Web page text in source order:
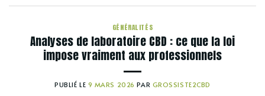
GÉNÉRALITÉS
Analyses de laboratoire CBD : ce que la loi
impose vraiment aux professionnels
PUBLIÉ LE 9 MARS 2026 PAR GROSSISTE2CBD